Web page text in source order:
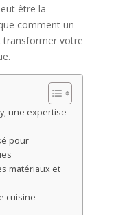
être la
comment un
transformer votre
une expertise
pour
matériaux et
cuisine